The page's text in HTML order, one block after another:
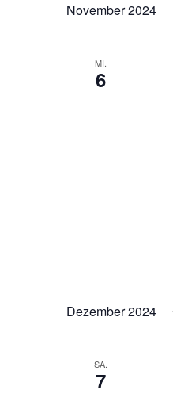
November 2024
MI.
6
Dezember 2024
SA.
7